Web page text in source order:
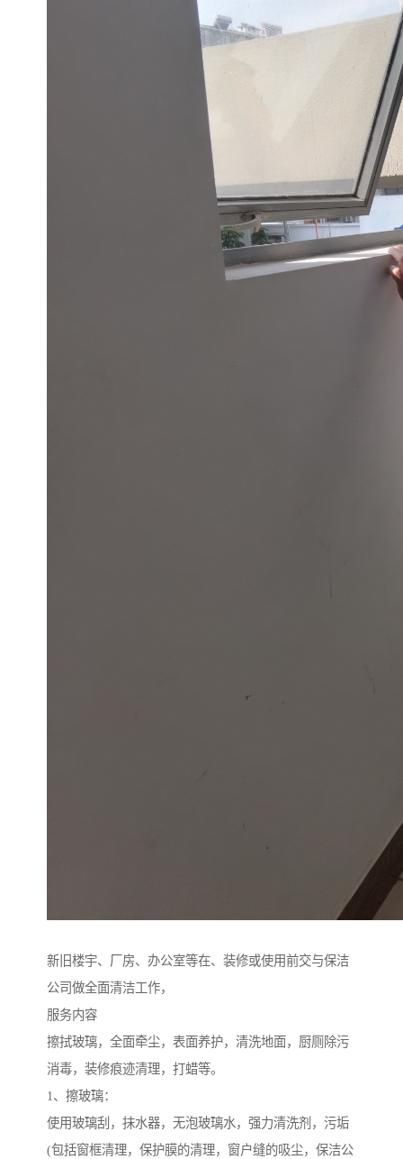
新旧楼宇、厂房、办公室等在、装修或使用前交与保洁
公司做全面清洁工作，
服务内容
擦拭玻璃，全面牵尘，表面养护，清洗地面，厨厕除污
消毒，装修痕迹清理，打蜡等。
1、擦玻璃：
使用玻璃刮，抹水器，无泡玻璃水，强力清洗剂，污垢
(包括窗框清理，保护膜的清理，窗户缝的吸尘，保洁公